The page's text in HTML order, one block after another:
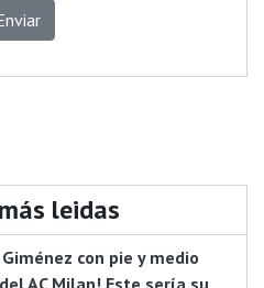
leidas
Giménez con pie y medio